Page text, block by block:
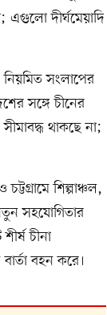
দীর্ঘমেয়াদি
সংলাপের
সঙ্গে চীনের
থাকছে না;
শিল্পাঞ্চল,
সহযোগিতার
চীনা
বহন করে।